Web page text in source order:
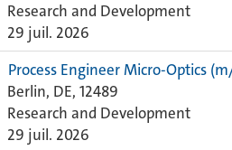
Research and Development
29 juil. 2026
Process Engineer Micro-Optics
Berlin, DE, 12489
Research and Development
29 juil. 2026